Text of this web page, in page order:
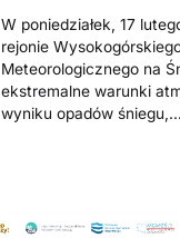
W poniedziałek, 17
rejonie
Meteorologicznego na
ekstremalne warunki
wyniku opadów śniegu,…